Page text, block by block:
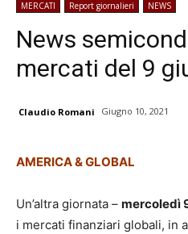
MERCATI Report giornalieri NEWS
News
mercati del 9
Claudio Romani Giugno 10, 2021
AMERICA & GLOBAL
Un’altra giornata – mercoledì
i mercati finanziari globali, in